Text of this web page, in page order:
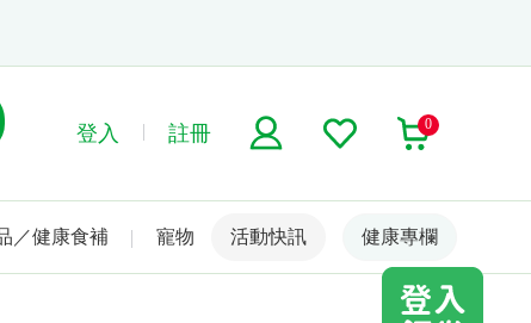
登入 註冊 0
／健康食補 寵物 名人嚴選
活動快訊 健康專欄